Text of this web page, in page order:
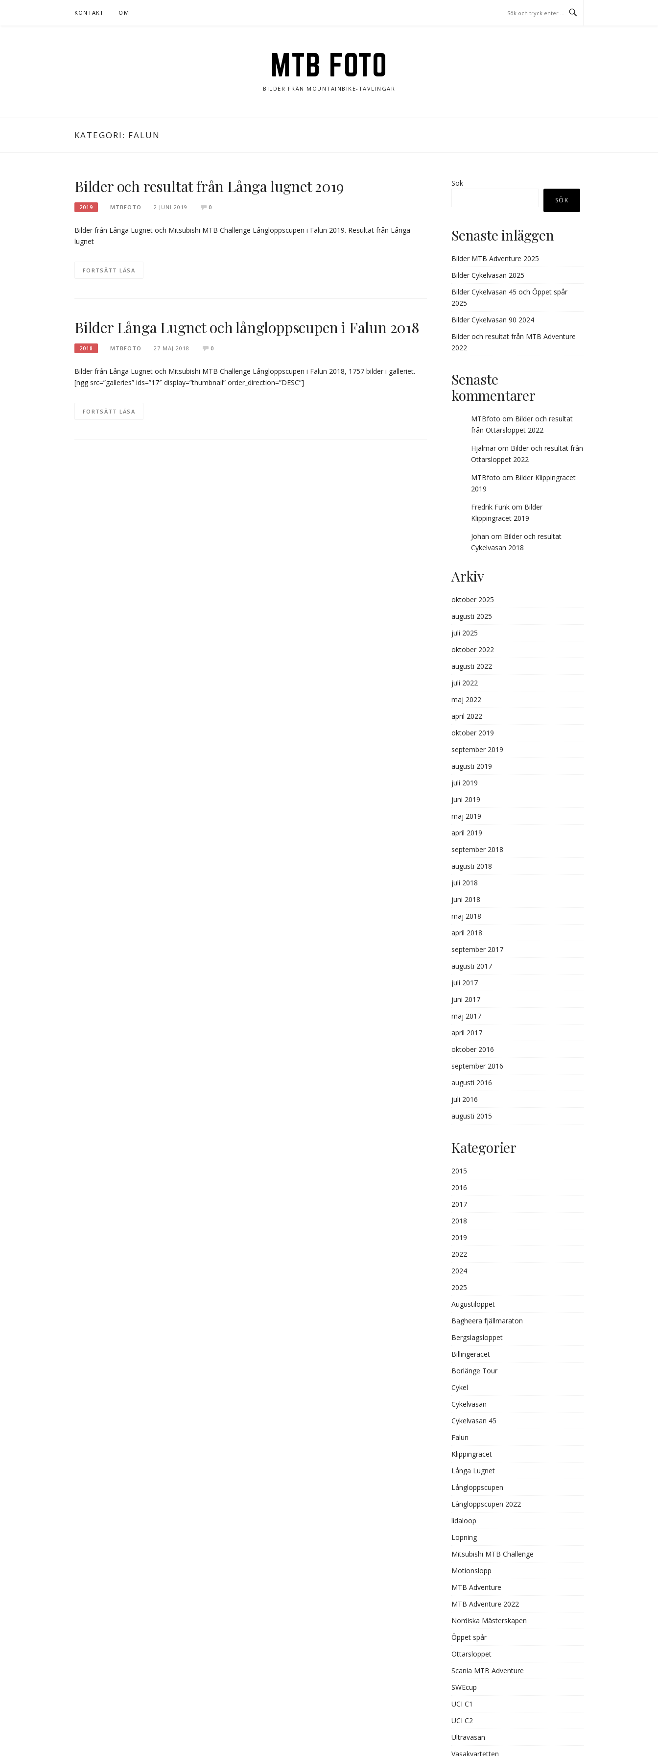
KONTAKT OM
MTB FOTO
BILDER FRÅN MOUNTAINBIKE-TÄVLINGAR
KATEGORI: FALUN
Bilder och resultat från Långa lugnet 2019
2019 MTBFOTO 2 JUNI 2019 0
Bilder från Långa Lugnet och Mitsubishi MTB Challenge Långloppscupen i Falun 2019. Resultat från Långa
lugnet
FORTSÄTT LÄSA
Bilder Långa Lugnet och långloppscupen i Falun 2018
2018 MTBFOTO 27 MAJ 2018 0
Bilder från Långa Lugnet och Mitsubishi MTB Challenge Långloppscupen i Falun 2018, 1757 bilder i galleriet.
[ngg src=”galleries” ids=”17″ display=”thumbnail” order_direction=”DESC”]
FORTSÄTT LÄSA
Sök
SÖK
Senaste inläggen
Bilder MTB Adventure 2025
Bilder Cykelvasan 2025
Bilder Cykelvasan 45 och Öppet spår
2025
Bilder Cykelvasan 90 2024
Bilder och resultat från MTB Adventure
2022
Senaste
kommentarer
MTBfoto om Bilder och resultat
från Ottarsloppet 2022
Hjalmar om Bilder och resultat från
Ottarsloppet 2022
MTBfoto om Bilder Klippingracet
2019
Fredrik Funk om Bilder
Klippingracet 2019
Johan om Bilder och resultat
Cykelvasan 2018
Arkiv
oktober 2025
augusti 2025
juli 2025
oktober 2022
augusti 2022
juli 2022
maj 2022
april 2022
oktober 2019
september 2019
augusti 2019
juli 2019
juni 2019
maj 2019
april 2019
september 2018
augusti 2018
juli 2018
juni 2018
maj 2018
april 2018
september 2017
augusti 2017
juli 2017
juni 2017
maj 2017
april 2017
oktober 2016
september 2016
augusti 2016
juli 2016
augusti 2015
Kategorier
2015
2016
2017
2018
2019
2022
2024
2025
Augustiloppet
Bagheera fjällmaraton
Bergslagsloppet
Billingeracet
Borlänge Tour
Cykel
Cykelvasan
Cykelvasan 45
Falun
Klippingracet
Långa Lugnet
Långloppscupen
Långloppscupen 2022
lidaloop
Löpning
Mitsubishi MTB Challenge
Motionslopp
MTB Adventure
MTB Adventure 2022
Nordiska Mästerskapen
Öppet spår
Ottarsloppet
Scania MTB Adventure
SWEcup
UCI C1
UCI C2
Ultravasan
Vasakvartetten